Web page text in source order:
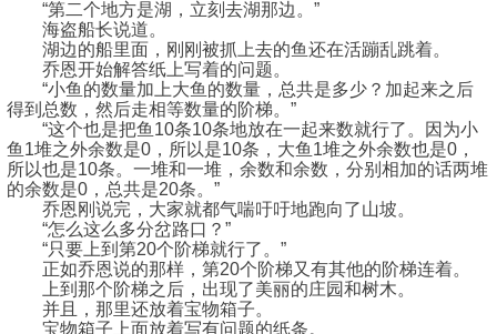
“第二个地方是湖，立刻去湖那边。”
海盗船长说道。
湖边的船里面，刚刚被抓上去的鱼还在活蹦乱跳着。
乔恩开始解答纸上写着的问题。
“小鱼的数量加上大鱼的数量，总共是多少？加起来之后
得到总数，然后走相等数量的阶梯。”
“这个也是把鱼10条10条地放在一起来数就行了。因为小
鱼1堆之外余数是0，所以是10条，大鱼1堆之外余数也是0，
所以也是10条。一堆和一堆，余数和余数，分别相加的话两堆
的余数是0，总共是20条。”
乔恩刚说完，大家就都气喘吁吁地跑向了山坡。
“怎么这么多分岔路口？”
“只要上到第20个阶梯就行了。”
正如乔恩说的那样，第20个阶梯又有其他的阶梯连着。
上到那个阶梯之后，出现了美丽的庄园和树木。
并且，那里还放着宝物箱子。
宝物箱子上面放着写有问题的纸条。